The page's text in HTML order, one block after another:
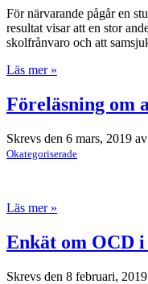
För närvarande pågår en
resultat visar att en stor
skolfrånvaro och att
Läs mer »
Föreläsning om
Skrevs den 6 mars, 2019 av
Okategoriserade
Läs mer »
Enkät om OCD i
Skrevs den 8 februari,